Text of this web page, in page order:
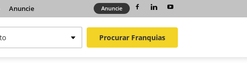
Anuncie Anuncie
Procurar Franquias